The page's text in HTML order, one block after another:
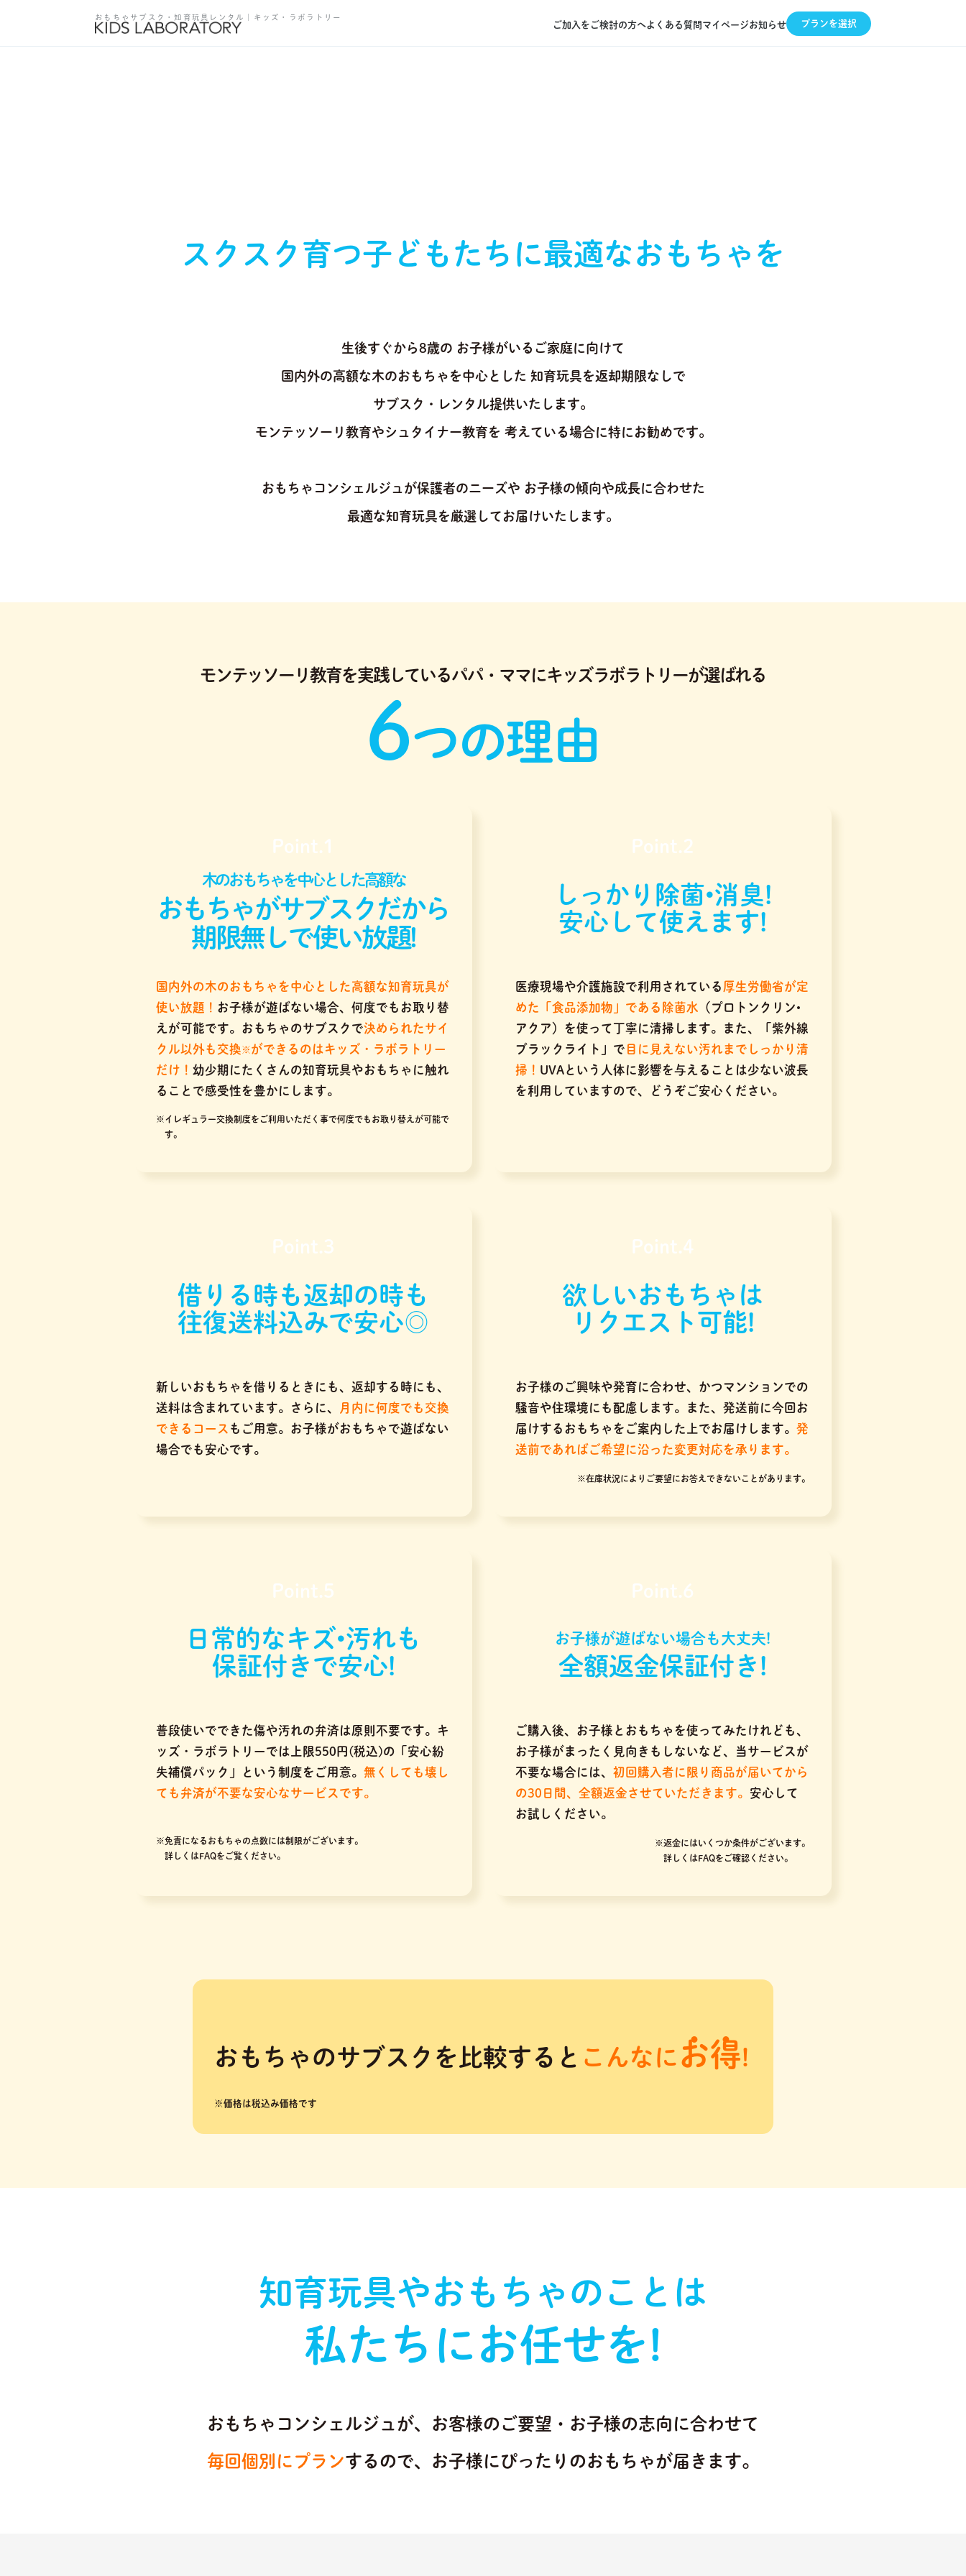
おもちゃサブスク・知育玩具レンタル｜キッズ・ラボラトリー
ご加入をご検討の方へよくある質問マイページお知らせ プランを選択
スクスク育つ子どもたちに最適なおもちゃを
生後すぐから8歳の お子様がいるご家庭に向けて
国内外の高額な木のおもちゃを中心とした 知育玩具を返却期限なしで
サブスク・レンタル提供いたします。
モンテッソーリ教育やシュタイナー教育を 考えている場合に特にお勧めです。
おもちゃコンシェルジュが保護者のニーズや お子様の傾向や成長に合わせた
最適な知育玩具を厳選してお届けいたします。
モンテッソーリ教育を実践しているパパ・ママにキッズラボラトリーが選ばれる
6つの理由
Point.1
木のおもちゃを中心とした高額な
おもちゃがサブスクだから
期限無しで使い放題!
国内外の木のおもちゃを中心とした高額な知育玩具が
使い放題！ お子様が遊ばない場合、何度でもお取り替
えが可能です。おもちゃのサブスクで決められたサイ
クル以外も交換※ができるのはキッズ・ラボラトリー
だけ！ 幼少期にたくさんの知育玩具やおもちゃに触れ
ることで感受性を豊かにします。
※イレギュラー交換制度をご利用いただく事で何度でもお取り替えが可能で
す。
Point.2
しっかり除菌•消臭!
安心して使えます!
医療現場や介護施設で利用されている 厚生労働省が定
めた「食品添加物」である除菌水 （プロトンクリン•
アクア）を使って丁寧に清掃します。また、「紫外線
ブラックライト」で 目に見えない汚れまでしっかり清
掃！ UVAという人体に影響を与えることは少ない波長
を利用していますので、どうぞご安心ください。
Point.3
借りる時も返却の時も
往復送料込みで安心◎
新しいおもちゃを借りるときにも、返却する時にも、
送料は含まれています。さらに、
月内に何度でも交換
できるコース もご用意。お子様がおもちゃで遊ばない
場合でも安心です。
Point.4
欲しいおもちゃは
リクエスト可能!
お子様のご興味や発育に合わせ、かつマンションでの
騒音や住環境にも配慮します。また、発送前に今回お
届けするおもちゃをご案内した上でお届けします。 発
送前であればご希望に沿った変更対応を承ります。
※在庫状況によりご要望にお答えできないことがあります。
Point.5
日常的なキズ•汚れも
保証付きで安心!
普段使いでできた傷や汚れの弁済は原則不要です。キ
ッズ・ラボラトリーでは上限550円(税込)の「安心紛
失補償パック」という制度をご用意。 無くしても壊し
ても弁済が不要な安心なサービスです。
※免責になるおもちゃの点数には制限がございます。
詳しくはFAQをご覧ください。
Point.6
お子様が遊ばない場合も大丈夫!
全額返金保証付き!
ご購入後、お子様とおもちゃを使ってみたけれども、
お子様がまったく見向きもしないなど、当サービスが
不要な場合には、 初回購入者に限り商品が届いてから
の30日間、全額返金させていただきます。 安心して
お試しください。
※返金にはいくつか条件がございます。
詳しくはFAQをご確認ください。
おもちゃのサブスクを比較すると こんなに お得!
※価格は税込み価格です
知育玩具やおもちゃのことは
私たちにお任せを!
おもちゃコンシェルジュが、お客様のご要望・お子様の志向に合わせて
毎回個別にプランするので、お子様にぴったりのおもちゃが届きます。